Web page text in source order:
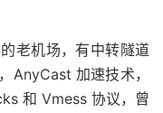
老机场，有中转隧道
AnyCast 加速技术，
和 Vmess 协议，曾